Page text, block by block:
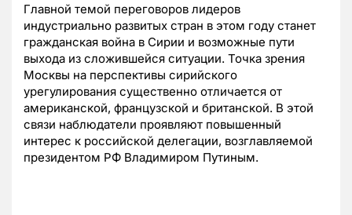
Главной темой переговоров лидеров
индустриально развитых стран в этом году станет
гражданская война в Сирии и возможные пути
выхода из сложившейся ситуации. Точка зрения
Москвы на перспективы сирийского
урегулирования существенно отличается от
американской, французской и британской. В этой
связи наблюдатели проявляют повышенный
интерес к российской делегации, возглавляемой
президентом РФ Владимиром Путиным.